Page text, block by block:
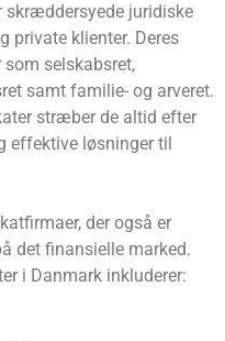
skræddersyede juridiske
private klienter. Deres
selskabsret,
samt familie- og arveret.
stræber de altid efter
effektive løsninger til
der også er
det finansielle marked.
i Danmark inkluderer: